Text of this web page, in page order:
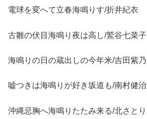
電球を変へて立春海鳴りす/折井紀衣
古雛の伏目海鳴り夜は高し/鷲谷七菜子
海鳴りの日の蔵出しの今年米/吉田紫乃
嘘つきは海鳴りが好き坂道も/南村健治
沖縄忌胸へ海鳴りたたみ来る/北さとり